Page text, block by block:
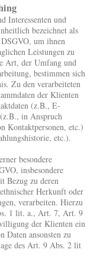
Interessenten und
bezeichnet als
um ihnen
Leistungen zu
Art, der Umfang und
bestimmen sich
Zu den verarbeiteten
der Klienten
(z.B., E-
in Anspruch
Kontaktpersonen, etc.)
etc.).
besondere
insbesondere
Bezug zu deren
Herkunft oder
verarbeiten. Hierzu
1 lit. a., Art. 7, Art. 9
der Klienten ein
Daten ansonsten zu
des Art. 9 Abs. 2 lit